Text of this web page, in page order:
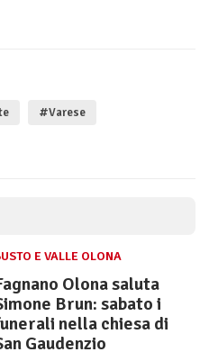
#Varese
E VALLE OLONA
Olona saluta
Brun: sabato i
nella chiesa di
Gaudenzio